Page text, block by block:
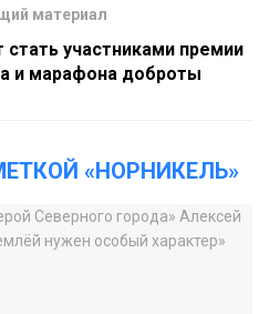
материал
участниками премии
и марафона доброты
«НОРНИКЕЛЬ»